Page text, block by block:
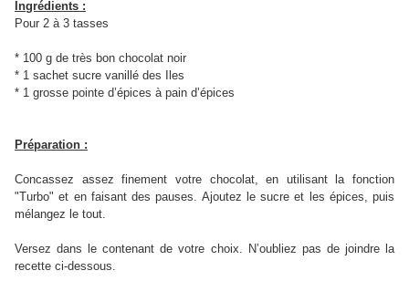
Ingrédients :
Pour 2 à 3 tasses
* 100 g de très bon chocolat noir
* 1 sachet sucre vanillé des Iles
* 1 grosse pointe d’épices à pain d’épices
Préparation :
Concassez assez finement votre chocolat, en utilisant la fonction
"Turbo" et en faisant des pauses. Ajoutez le sucre et les épices, puis
mélangez le tout.
Versez dans le contenant de votre choix. N’oubliez pas de joindre la
recette ci-dessous.